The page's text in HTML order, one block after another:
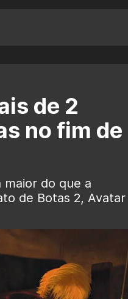
de 2
no fim de
maior do que a
de Botas 2, Avatar